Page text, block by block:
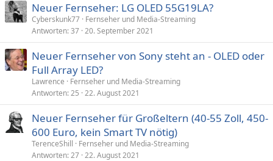
Neuer Fernseher: LG OLED 55G19LA?
Cyberskunk77 Fernseher und Media-Streaming
Antworten 37 20. September 2021
Neuer Fernseher von Sony steht an - OLED oder
Full Array LED?
Lawrence
Fernseher und Media-Streaming
Antworten 25 22. August 2021
Neuer Fernseher für Großeltern (40-55 Zoll, 450-
600 Euro, kein Smart TV nötig)
TerenceShill
Fernseher und Media-Streaming
Antworten 27 22. August 2021